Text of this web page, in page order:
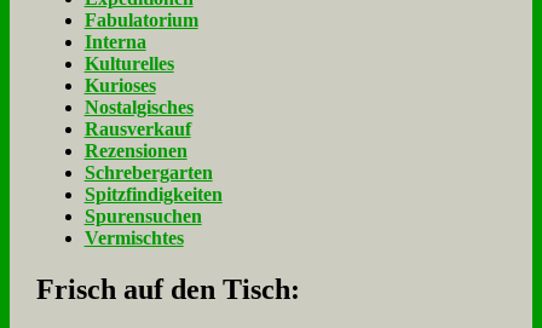
Fabulatorium
Interna
Kulturelles
Kurioses
Nostalgisches
Rausverkauf
Rezensionen
Schrebergarten
Spitzfindigkeiten
Spurensuchen
Vermischtes
Frisch auf den Tisch: